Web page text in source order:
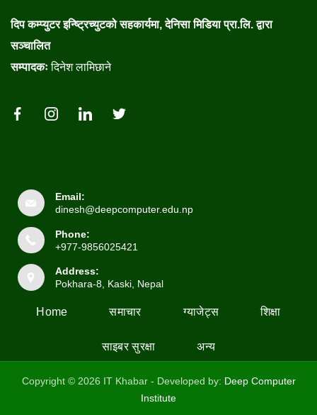
दिप कम्प्युटर इन्ष्ट्रिच्युटको सहकार्यमा, देनिसा मिडिया प्रा.लि. द्वारा
सञ्चालित
सम्पादकःदिनेश लामिछाने
Email:
dinesh@deepcomputer.edu.np
Phone:
+977-9856025421
Address:
Pokhara-8, Kaski, Nepal
Home समाचार ग्याजेट्स शिक्षा
साइबर सुरक्षा अन्य
Copyright © 2026 IT Khabar - Developed by: Deep Computer
Institute